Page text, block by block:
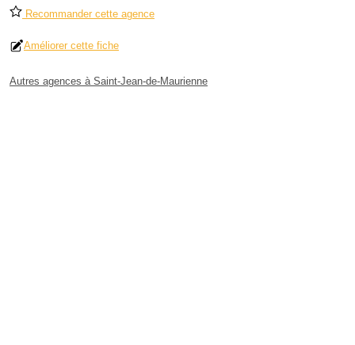
Recommander cette agence
Améliorer cette fiche
Autres agences à Saint-Jean-de-Maurienne